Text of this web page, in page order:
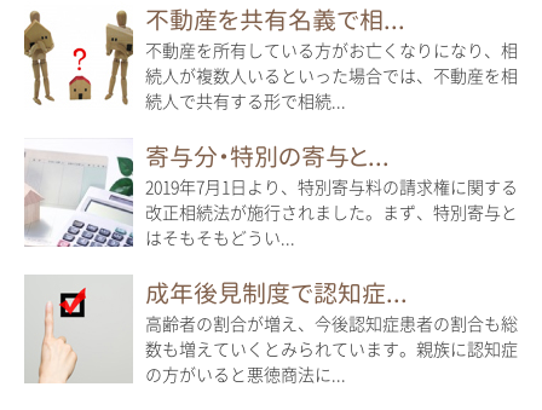
不動産を共有名義で相...
不動産を所有している方がお亡くなりになり、相
続人が複数人いるといった場合では、不動産を相
続人で共有する形で相続...
寄与分・特別の寄与と...
2019年7月1日より、特別寄与料の請求権に関する
改正相続法が施行されました。まず、特別寄与と
はそもそもどうい...
成年後見制度で認知症...
高齢者の割合が増え、今後認知症患者の割合も総
数も増えていくとみられています。親族に認知症
の方がいると悪徳商法に...